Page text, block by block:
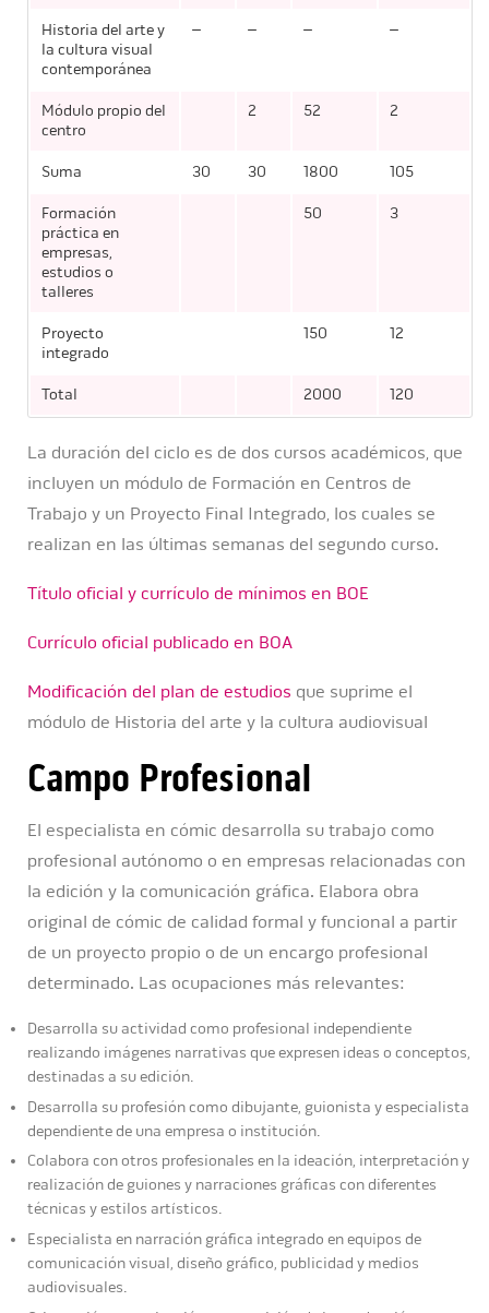
Historia del arte y
la cultura visual
contemporánea
– – – –
Módulo propio del
centro
2 52 2
Suma 30 30 1800 105
Formación
práctica en
empresas,
estudios o
talleres
50 3
Proyecto
integrado
150 12
Total 2000 120
La duración del ciclo es de dos cursos académicos, que
incluyen un módulo de Formación en Centros de
Trabajo y un Proyecto Final Integrado, los cuales se
realizan en las últimas semanas del segundo curso.
Título oficial y currículo de mínimos en BOE
Currículo oficial publicado en BOA
Modificación del plan de estudios que suprime el
módulo de Historia del arte y la cultura audiovisual
Campo Profesional
El especialista en cómic desarrolla su trabajo como
profesional autónomo o en empresas relacionadas con
la edición y la comunicación gráfica. Elabora obra
original de cómic de calidad formal y funcional a partir
de un proyecto propio o de un encargo profesional
determinado. Las ocupaciones más relevantes:
Desarrolla su actividad como profesional independiente
realizando imágenes narrativas que expresen ideas o conceptos,
destinadas a su edición.
Desarrolla su profesión como dibujante, guionista y especialista
dependiente de una empresa o institución.
Colabora con otros profesionales en la ideación, interpretación y
realización de guiones y narraciones gráficas con diferentes
técnicas y estilos artísticos.
Especialista en narración gráfica integrado en equipos de
comunicación visual, diseño gráfico, publicidad y medios
audiovisuales.